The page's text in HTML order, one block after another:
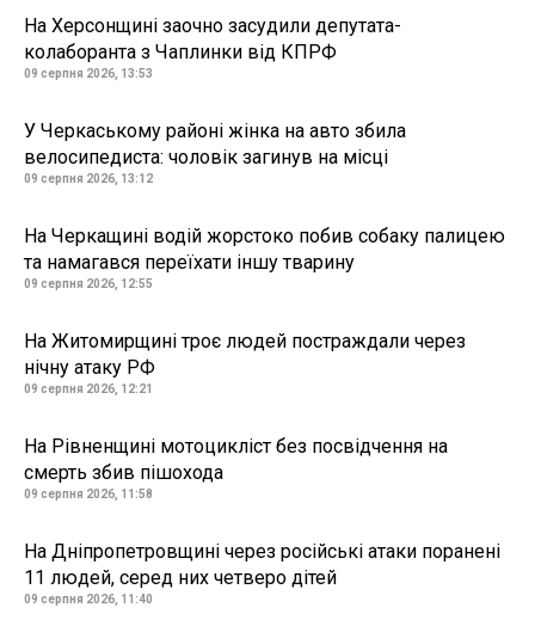
На Херсонщині заочно засудили депутата-
колаборанта з Чаплинки від КПРФ
09 серпня 2026, 13:53
У Черкаському районі жінка на авто збила
велосипедиста: чоловік загинув на місці
09 серпня 2026, 13:12
На Черкащині водій жорстоко побив собаку палицею
та намагався переїхати іншу тварину
09 серпня 2026, 12:55
На Житомирщині троє людей постраждали через
нічну атаку РФ
09 серпня 2026, 12:21
На Рівненщині мотоцикліст без посвідчення на
смерть збив пішохода
09 серпня 2026, 11:58
На Дніпропетровщині через російські атаки поранені
11 людей, серед них четверо дітей
09 серпня 2026, 11:40